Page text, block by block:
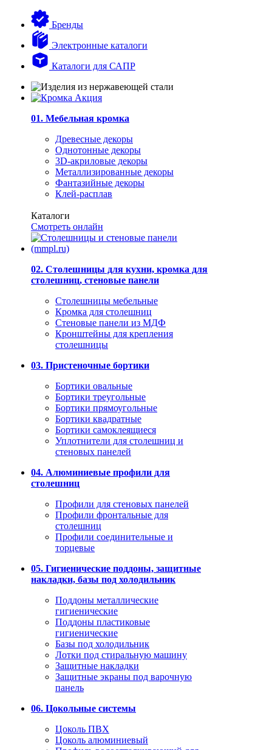
Бренды
Электронные каталоги
Каталоги для САПР
01. Мебельная кромка
Древесные декоры
Однотонные декоры
3D-акриловые декоры
Металлизированные декоры
Фантазийные декоры
Клей-расплав
Каталоги
Смотреть онлайн
02. Столешницы для кухни, кромка для
столешниц, стеновые панели
Столешницы мебельные
Кромка для столешниц
Стеновые панели из МДФ
Кронштейны для крепления
столешницы
03. Пристеночные бортики
Бортики овальные
Бортики треугольные
Бортики прямоугольные
Бортики квадратные
Бортики самоклеящиеся
Уплотнители для столешниц и
стеновых панелей
04. Алюминиевые профили для
столешниц
Профили для стеновых панелей
Профили фронтальные для
столешниц
Профили соединительные и
торцевые
05. Гигиенические поддоны, защитные
накладки, базы под холодильник
Поддоны металлические
гигиенические
Поддоны пластиковые
гигиенические
Базы под холодильник
Лотки под стиральную машину
Защитные накладки
Защитные экраны под варочную
панель
06. Цокольные системы
Цоколь ПВХ
Цоколь алюминиевый